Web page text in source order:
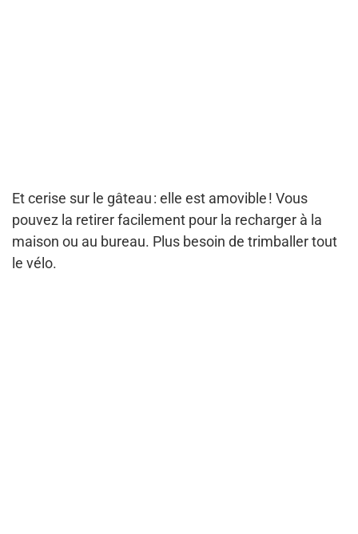
Et cerise sur le gâteau : elle est amovible ! Vous
pouvez la retirer facilement pour la recharger à la
maison ou au bureau. Plus besoin de trimballer tout
le vélo.